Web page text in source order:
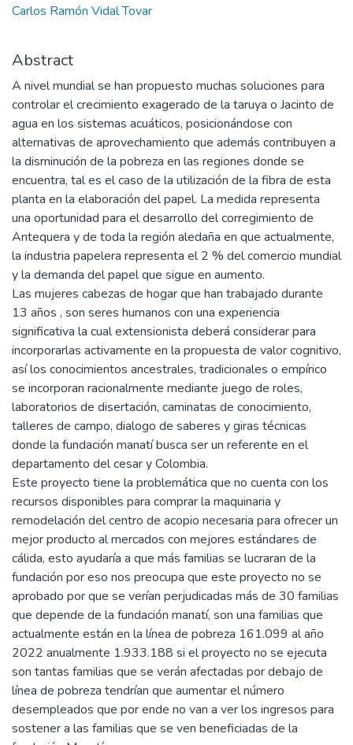
Carlos Ramón Vidal Tovar
Abstract
A nivel mundial se han propuesto muchas soluciones para
controlar el crecimiento exagerado de la taruya o Jacinto de
agua en los sistemas acuáticos, posicionándose con
alternativas de aprovechamiento que además contribuyen a
la disminución de la pobreza en las regiones donde se
encuentra, tal es el caso de la utilización de la fibra de esta
planta en la elaboración del papel. La medida representa
una oportunidad para el desarrollo del corregimiento de
Antequera y de toda la región aledaña en que actualmente,
la industria papelera representa el 2 % del comercio mundial
y la demanda del papel que sigue en aumento.
Las mujeres cabezas de hogar que han trabajado durante
13 años , son seres humanos con una experiencia
significativa la cual extensionista deberá considerar para
incorporarlas activamente en la propuesta de valor cognitivo,
así los conocimientos ancestrales, tradicionales o empírico
se incorporan racionalmente mediante juego de roles,
laboratorios de disertación, caminatas de conocimiento,
talleres de campo, dialogo de saberes y giras técnicas
donde la fundación manatí busca ser un referente en el
departamento del cesar y Colombia.
Este proyecto tiene la problemática que no cuenta con los
recursos disponibles para comprar la maquinaria y
remodelación del centro de acopio necesaria para ofrecer un
mejor producto al mercados con mejores estándares de
cálida, esto ayudaría a que más familias se lucraran de la
fundación por eso nos preocupa que este proyecto no se
aprobado por que se verían perjudicadas más de 30 familias
que depende de la fundación manatí, son una familias que
actualmente están en la línea de pobreza 161.099 al año
2022 anualmente 1.933.188 si el proyecto no se ejecuta
son tantas familias que se verán afectadas por debajo de
línea de pobreza tendrían que aumentar el número
desempleados que por ende no van a ver los ingresos para
sostener a las familias que se ven beneficiadas de la